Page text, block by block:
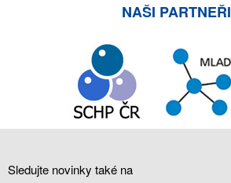
NAŠI PARTNEŘI
Sledujte novinky také na